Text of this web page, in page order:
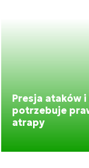
Presja ataków
potrzebuje
atrapy